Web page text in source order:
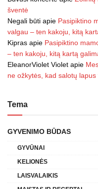
šventė
Negali būti apie Pasipiktino
valgau – ten kakoju, kitą
Kipras apie Pasipiktino
– ten kakoju, kitą kartą
EleanorViolet Violet apie
ne ožkytės, kad salotų
Tema
GYVENIMO BŪDAS
GYVŪNAI
KELIONĖS
LAISVALAIKIS